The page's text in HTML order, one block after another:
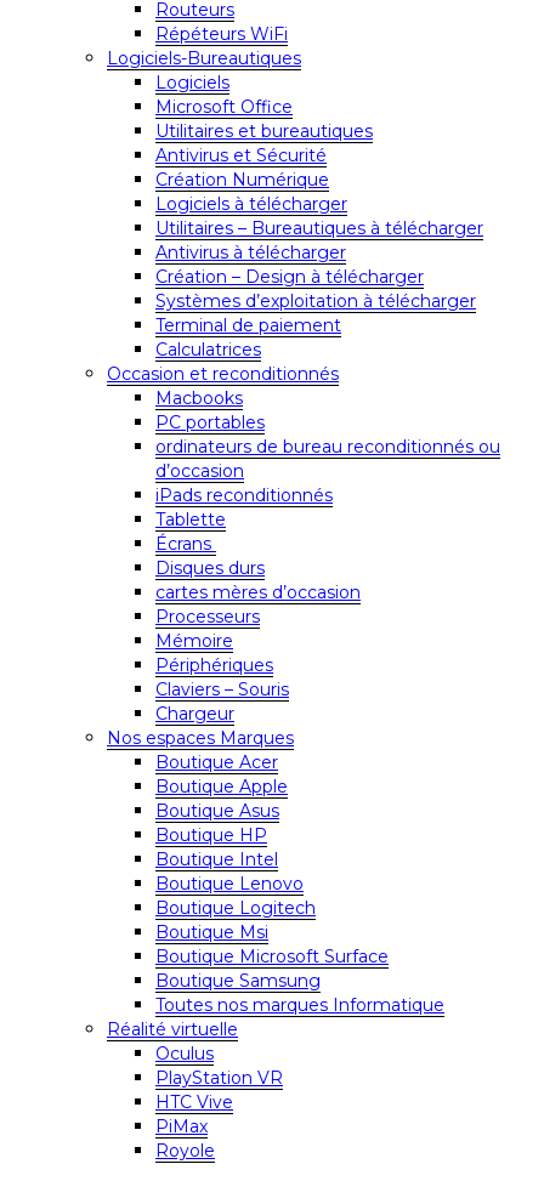
Routeurs
Répéteurs WiFi
Logiciels-Bureautiques
Logiciels
Microsoft Office
Utilitaires et bureautiques
Antivirus et Sécurité
Création Numérique
Logiciels à télécharger
Utilitaires – Bureautiques à télécharger
Antivirus à télécharger
Création – Design à télécharger
Systèmes d’exploitation à télécharger
Terminal de paiement
Calculatrices
Occasion et reconditionnés
Macbooks
PC portables
ordinateurs de bureau reconditionnés ou
d’occasion
iPads reconditionnés
Tablette
Écrans
Disques durs
cartes mères d’occasion
Processeurs
Mémoire
Périphériques
Claviers – Souris
Chargeur
Nos espaces Marques
Boutique Acer
Boutique Apple
Boutique Asus
Boutique HP
Boutique Intel
Boutique Lenovo
Boutique Logitech
Boutique Msi
Boutique Microsoft Surface
Boutique Samsung
Toutes nos marques Informatique
Réalité virtuelle
Oculus
PlayStation VR
HTC Vive
PiMax
Royole